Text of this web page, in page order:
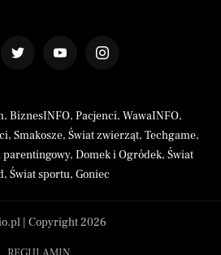
, BiznesINFO, Pacjenci, WawaINFO,
, Smakosze, Świat zwierząt, Techgame,
parentingowy, Domek i Ogródek, Świat
, Świat sportu, Goniec
| Copyright 2026